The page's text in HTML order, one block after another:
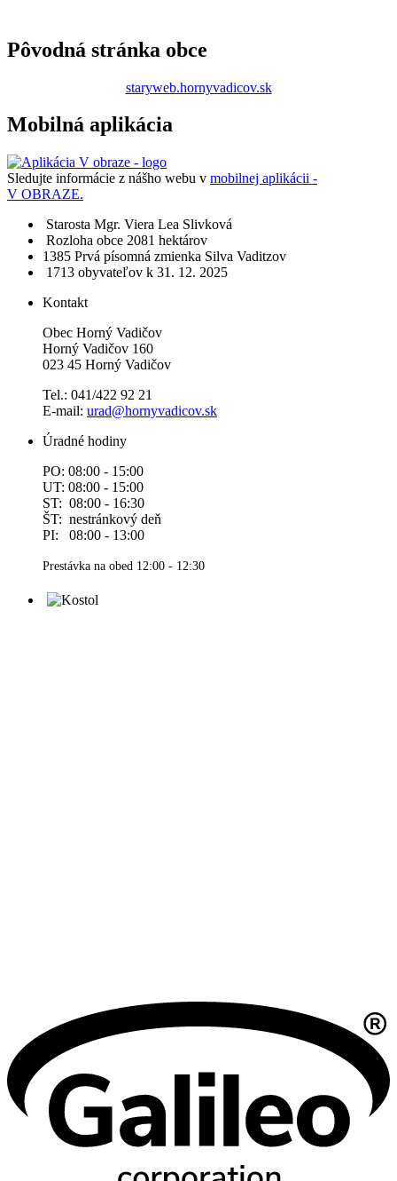
Pôvodná stránka obce
staryweb.hornyvadicov.sk
Mobilná aplikácia
Sledujte informácie z nášho webu v mobilnej aplikácii -
V OBRAZE.
Starosta Mgr. Viera Lea Slivková
Rozloha obce 2081 hektárov
1385​ Prvá písomná zmienka Silva Vaditzov
1713 obyvateľov k 31. 12. 2025
Kontakt
Obec Horný Vadičov
Horný Vadičov 160
023 45 Horný Vadičov
Tel.: 041/422 92 21
E-mail: urad@hornyvadicov.sk
Úradné hodiny
PO: 08:00 - 15:00
UT: 08:00 - 15:00
ST: 08:00 - 16:30
ŠT: nestránkový deň
PI: 08:00 - 13:00
Prestávka na obed 12:00 - 12:30